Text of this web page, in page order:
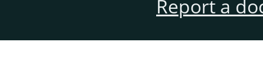
Report a